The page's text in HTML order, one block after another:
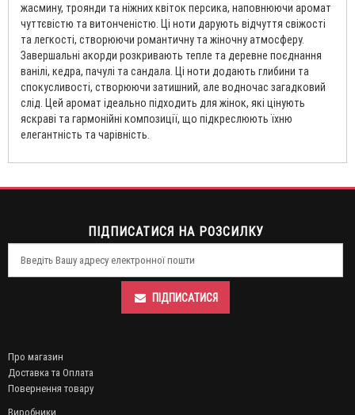
жасмину, троянди та ніжних квіток персика, наповнюючи аромат
чуттєвістю та витонченістю. Ці ноти дарують відчуття свіжості
та легкості, створюючи романтичну та жіночну атмосферу.
Завершальні акорди розкривають тепле та деревне поєднання
ванілі, кедра, пачулі та сандала. Ці ноти додають глибини та
спокусливості, створюючи затишний, але водночас загадковий
слід. Цей аромат ідеально підходить для жінок, які цінують
яскраві та гармонійні композиції, що підкреслюють їхню
елегантність та чарівність.
ПІДПИСАТИСЯ НА РОЗСИЛКУ
ПІДПИСАТИСЯ
Про магазин
Доставка та Оплата
Повернення товару
Виробники